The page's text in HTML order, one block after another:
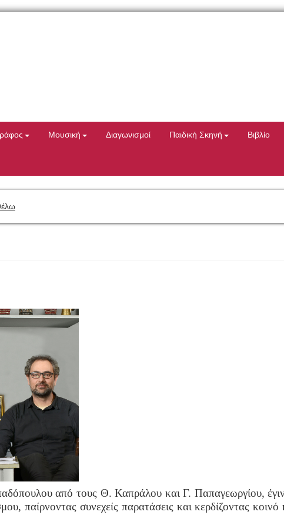
Μουσική Διαγωνισμοί Παιδική Σκηνή Βιβλίο
από τους Θ. Καπράλου και Γ. Παπαγεωργίου,
παίρνοντας συνεχείς παρατάσεις και κερδίζοντας κοινό